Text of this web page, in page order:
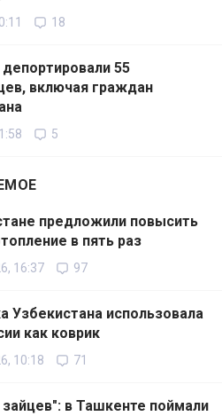
18
депортировали 55
включая граждан
5
предложили повысить
в пять раз
16:37 97
Узбекистана использовала
как коврик
10:18 71
зайцев": в Ташкенте поймали